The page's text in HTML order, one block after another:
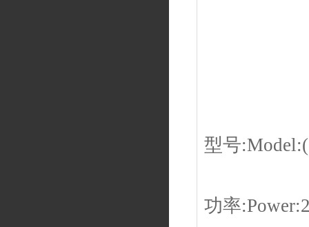
型号
功率